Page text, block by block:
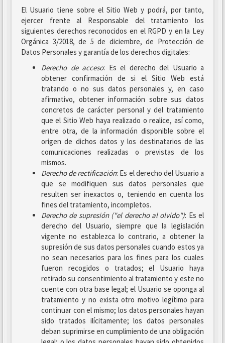
El Usuario tiene sobre el Sitio Web y podrá, por tanto,
ejercer frente al Responsable del tratamiento los
siguientes derechos reconocidos en el RGPD y en la Ley
Orgánica 3/2018, de 5 de diciembre, de Protección de
Datos Personales y garantía de los derechos digitales:
Derecho de acceso: Es el derecho del Usuario a
obtener confirmación de si el Sitio Web está
tratando o no sus datos personales y, en caso
afirmativo, obtener información sobre sus datos
concretos de carácter personal y del tratamiento
que el Sitio Web haya realizado o realice, así como,
entre otra, de la información disponible sobre el
origen de dichos datos y los destinatarios de las
comunicaciones realizadas o previstas de los
mismos.
Derecho de rectificación: Es el derecho del Usuario a
que se modifiquen sus datos personales que
resulten ser inexactos o, teniendo en cuenta los
fines del tratamiento, incompletos.
Derecho de supresión ("el derecho al olvido"): Es el
derecho del Usuario, siempre que la legislación
vigente no establezca lo contrario, a obtener la
supresión de sus datos personales cuando estos ya
no sean necesarios para los fines para los cuales
fueron recogidos o tratados; el Usuario haya
retirado su consentimiento al tratamiento y este no
cuente con otra base legal; el Usuario se oponga al
tratamiento y no exista otro motivo legítimo para
continuar con el mismo; los datos personales hayan
sido tratados ilícitamente; los datos personales
deban suprimirse en cumplimiento de una obligación